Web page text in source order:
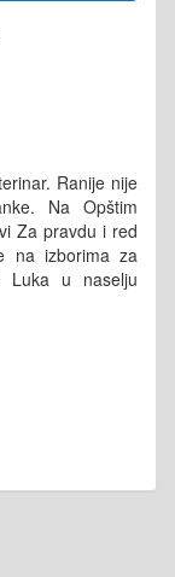
Ranije nije
Na Opštim
Za pravdu i red
na izborima za
Luka u naselju